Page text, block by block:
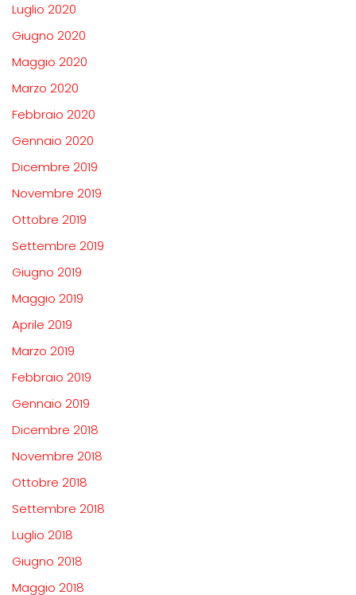
Luglio 2020
Giugno 2020
Maggio 2020
Marzo 2020
Febbraio 2020
Gennaio 2020
Dicembre 2019
Novembre 2019
Ottobre 2019
Settembre 2019
Giugno 2019
Maggio 2019
Aprile 2019
Marzo 2019
Febbraio 2019
Gennaio 2019
Dicembre 2018
Novembre 2018
Ottobre 2018
Settembre 2018
Luglio 2018
Giugno 2018
Maggio 2018